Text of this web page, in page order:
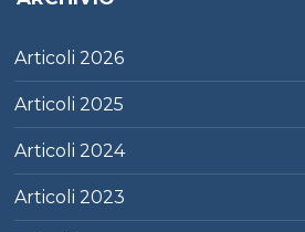
Articoli2026
Articoli2025
Articoli2024
Articoli2023